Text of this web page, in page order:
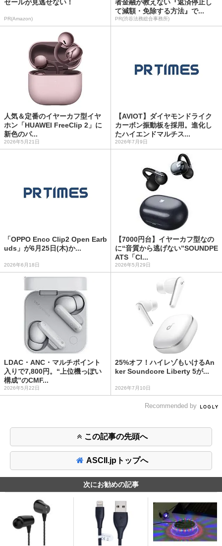
セールが見逃せない！
PR(Amazon)
者金融が教えない『返済停止し
て減額・免除する方法』で...
PR(渋谷法務総合事務所)
人気＆定番のイヤーカフ型イヤ
ホン「HUAWEI FreeClip 2」に
新色のパ...
2026年5月21日
【AVIOT】ダイヤモンドライク
カーボン振動板を採用。進化し
たハイエンドマルチス...
2026年7月9日
「OPPO Enco Clip2 Open Earb
uds」が6月25日(木)か...
2026年6月18日
【7000円台】イヤーカフ型なの
に“音質から逃げない”SOUNDPE
ATS「Cl...
2026年5月29日
LDAC・ANC・マルチポイント
入りで7,800円。“上位機っぽい
構成”のCMF...
2026年5月22日
25%オフ！ハイレゾもいけるAn
ker Soundcore Liberty 5が...
2026年7月10日
Recommended by
この記事の先頭へ
ASCII.jpトップへ
次にお勧めの記事